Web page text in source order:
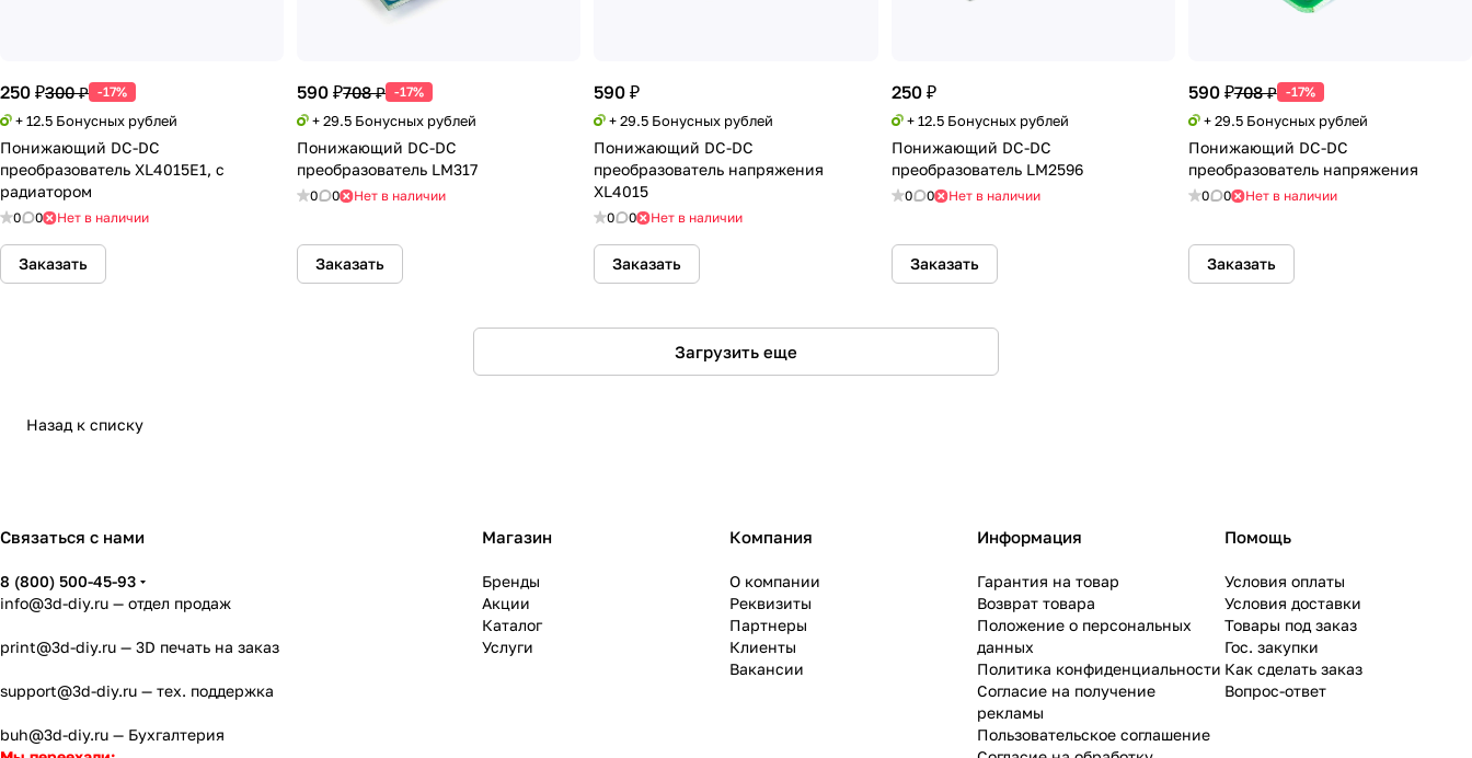
250 ₽300 ₽ -17%
+ 12.5 Бонусных рублей
Понижающий DC-DC
преобразователь XL4015E1, с
радиатором
0 0 Нет в наличии
Заказать
590 ₽708 ₽ -17%
+ 29.5 Бонусных рублей
Понижающий DC-DC
преобразователь LM317
0 0 Нет в наличии
Заказать
590 ₽
+ 29.5 Бонусных рублей
Понижающий DC-DC
преобразователь напряжения
XL4015
0 0 Нет в наличии
Заказать
250 ₽
+ 12.5 Бонусных рублей
Понижающий DC-DC
преобразователь LM2596
0 0 Нет в наличии
Заказать
590 ₽708 ₽ -17%
+ 29.5 Бонусных рублей
Понижающий DC-DC
преобразователь напряжения
0 0 Нет в наличии
Заказать
Загрузить еще
Назад к списку
Связаться с нами
8 (800) 500-45-93
info@3d-diy.ru — отдел продаж
print@3d-diy.ru — 3D печать на заказ
support@3d-diy.ru — тех. поддержка
buh@3d-diy.ru — Бухгалтерия
Магазин
Бренды
Акции
Каталог
Услуги
Компания
О компании
Реквизиты
Партнеры
Клиенты
Вакансии
Информация
Гарантия на товар
Возврат товара
Положение о персональных
данных
Политика конфиденциальности
Согласие на получение
рекламы
Пользовательское соглашение
Помощь
Условия оплаты
Условия доставки
Товары под заказ
Гос. закупки
Как сделать заказ
Вопрос-ответ